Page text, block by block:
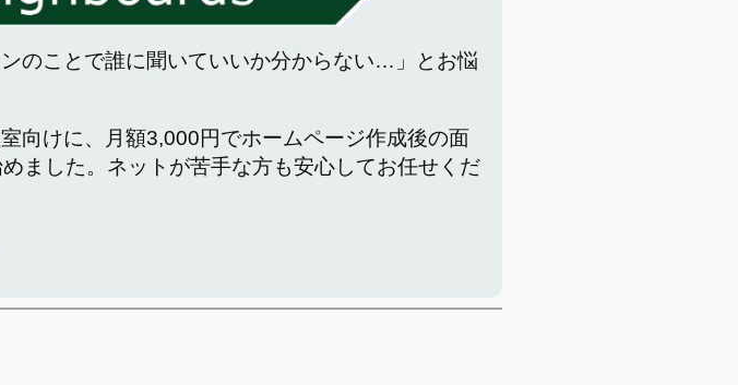
のことで誰に聞いていいか分からない…」とお悩
向けに、月額3,000円でホームページ作成後の面
ました。ネットが苦手な方も安心してお任せくだ